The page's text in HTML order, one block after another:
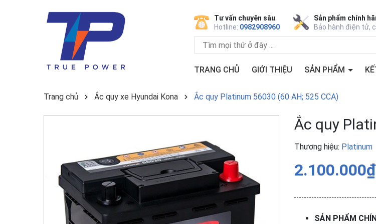
Tư vấn chuyên sâu
Hotline: 0982908960
Sản phẩm chính
Bảo hành điện tử,
TRANG CHỦ GIỚI THIỆU SẢN PHẨM
Trang chủ Ắc quy xe Hyundai Kona Ắc quy Platinum 56030 (60 AH; 525 CCA)
Ắc quy
Thương hiệu: Platinum
2.100.000₫
SẢN PHẨM